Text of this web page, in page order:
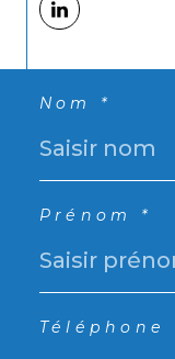
Nom *
Prénom *
Téléphone